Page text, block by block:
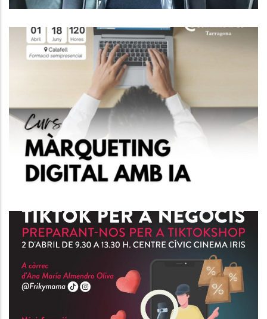
Curs IA Per Al Màrqueting Del
Futur.
P. econòmica
Curs D'Atenció Al Client I
Tècniques De Venda.
P. econòmica